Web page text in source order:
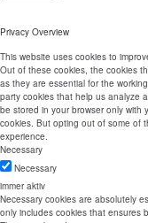
Privacy Overview
This website uses cookies to
Out of these cookies, the cookies
as they are essential for the
party cookies that help us analyze
be stored in your browser only
cookies. But opting out of some of
experience.
Necessary
Necessary
immer aktiv
Necessary cookies are absolutely
only includes cookies that ensures